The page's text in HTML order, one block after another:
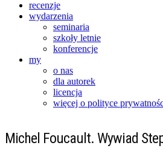
recenzje
wydarzenia
seminaria
szkoły letnie
konferencje
my
o nas
dla autorek
licencja
więcej o polityce
Michel Foucault. Wywiad